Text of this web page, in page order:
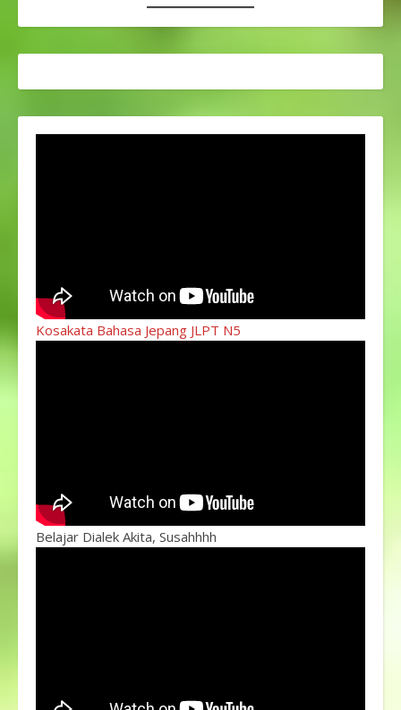
Kosakata Bahasa Jepang JLPT N5
Belajar Dialek Akita, Susahhhh